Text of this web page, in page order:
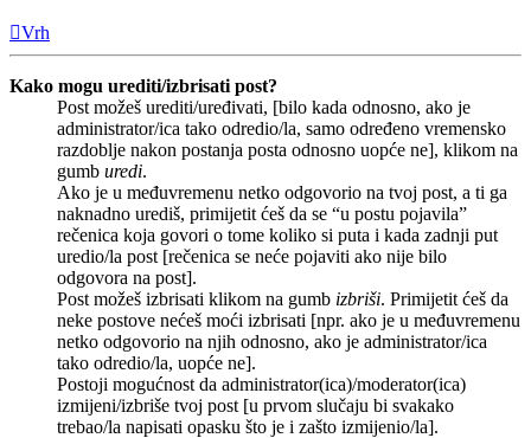
Vrh
Kako mogu urediti/izbrisati post?
Post možeš urediti/uređivati, [bilo kada odnosno, ako je
administrator/ica tako odredio/la, samo određeno vremensko
razdoblje nakon postanja posta odnosno uopće ne], klikom na
gumb uredi.
Ako je u međuvremenu netko odgovorio na tvoj post, a ti ga
naknadno urediš, primijetit ćeš da se “u postu pojavila”
rečenica koja govori o tome koliko si puta i kada zadnji put
uredio/la post [rečenica se neće pojaviti ako nije bilo
odgovora na post].
Post možeš izbrisati klikom na gumb izbriši. Primijetit ćeš da
neke postove nećeš moći izbrisati [npr. ako je u međuvremenu
netko odgovorio na njih odnosno, ako je administrator/ica
tako odredio/la, uopće ne].
Postoji mogućnost da administrator(ica)/moderator(ica)
izmijeni/izbriše tvoj post [u prvom slučaju bi svakako
trebao/la napisati opasku što je i zašto izmijenio/la].